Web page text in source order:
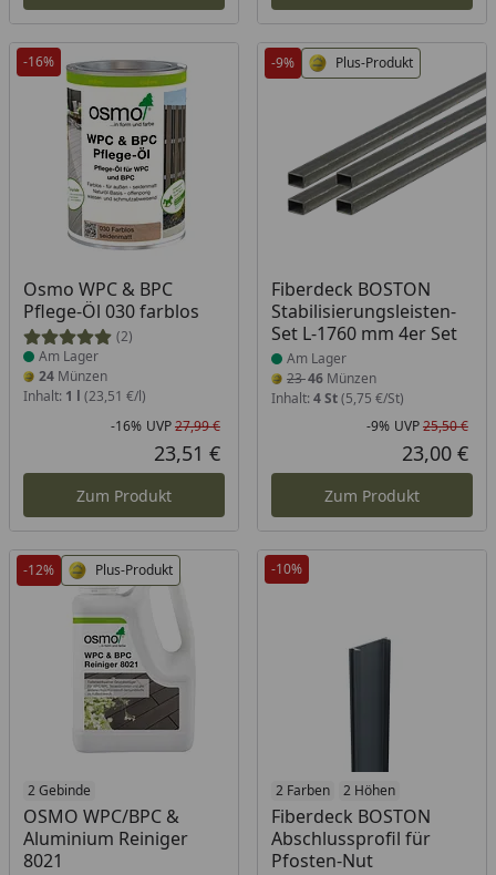
-16%
Osmo WPC & BPC
Pflege-Öl 030 farblos
(2)
Produkt am Lager
Am Lager
24 Münzen
Inhalt: 1 l (23,51 €/l)
Rabatt in Prozent
-16%
Ursprünglicher Preis
UVP27,99 €
Aktueller Preis
23,51 €
Zum Produkt
-9% Plus-Produkt
Fiberdeck BOSTON
Stabilisierungsleisten-
Set L-1760 mm 4er Set
Produkt am Lager
Am Lager
2346Münzen
Inhalt: 4 St(5,75 €/St)
-9% UVP25,50 €
23,00 €
Zum Produkt
-12% Plus-Produkt
2 Gebinde
OSMO WPC/BPC &
Aluminium Reiniger
8021
Produkt am Lager
-10%
2 Farben 2 Höhen
Fiberdeck BOSTON
Abschlussprofil für
Pfosten-Nut
Produkt am Lager